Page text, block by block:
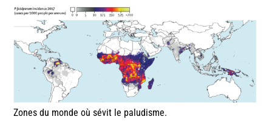
Zones du monde où sévit le paludisme.